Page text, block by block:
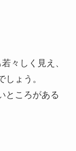
々しく見え、
ょう。
ところがある